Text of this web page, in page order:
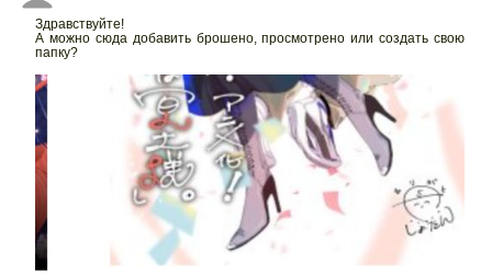
Здравствуйте!
А можно сюда добавить брошено, просмотрено или создать свою
папку?